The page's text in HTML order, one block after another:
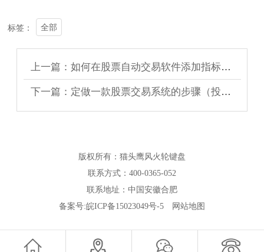
标签： 全部
上一篇：如何在股票自动交易软件添加指标公式？
下一篇：定做一款股票交易系统的步骤（投资者必看）
版权所有：猫头鹰风火轮键盘
联系方式：400-0365-052
联系地址：中国安徽合肥
备案号:皖ICP备15023049号-5 网站地图